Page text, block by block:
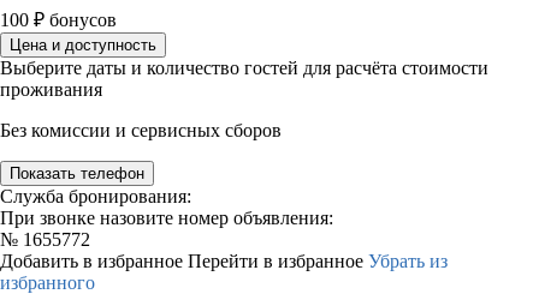
100 ₽ бонусов
Цена и доступность
Выберите даты и количество гостей для расчёта стоимости
проживания
Без комиссии и сервисных сборов
Показать телефон
Служба бронирования:
При звонке назовите номер объявления:
№ 1655772
Добавить в избранное Перейти в избранное Убрать из
избранного